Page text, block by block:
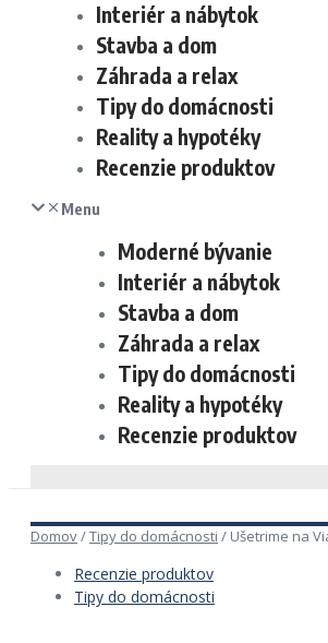
Interiér a nábytok
Stavba a dom
Záhrada a relax
Tipy do domácnosti
Reality a hypotéky
Recenzie produktov
Menu
Moderné bývanie
Interiér a nábytok
Stavba a dom
Záhrada a relax
Tipy do domácnosti
Reality a hypotéky
Recenzie produktov
Domov/Tipy do domácnosti / Ušetrime na
Recenzie produktov
Tipy do domácnosti